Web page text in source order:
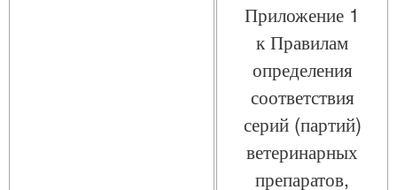
Приложение 1
к Правилам
определения
соответствия
серий (партий)
ветеринарных
препаратов,